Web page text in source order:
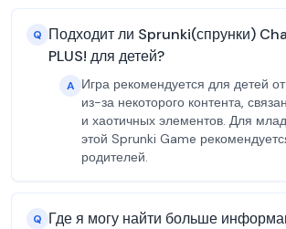
Q Подходит ли Sprunki(спрунки)
PLUS! для детей?
A Игра рекомендуется для детей
из-за некоторого контента,
и хаотичных элементов. Для
этой Sprunki Game
родителей.
Q Где я могу найти больше